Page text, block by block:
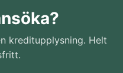
kreditupplysning. Helt